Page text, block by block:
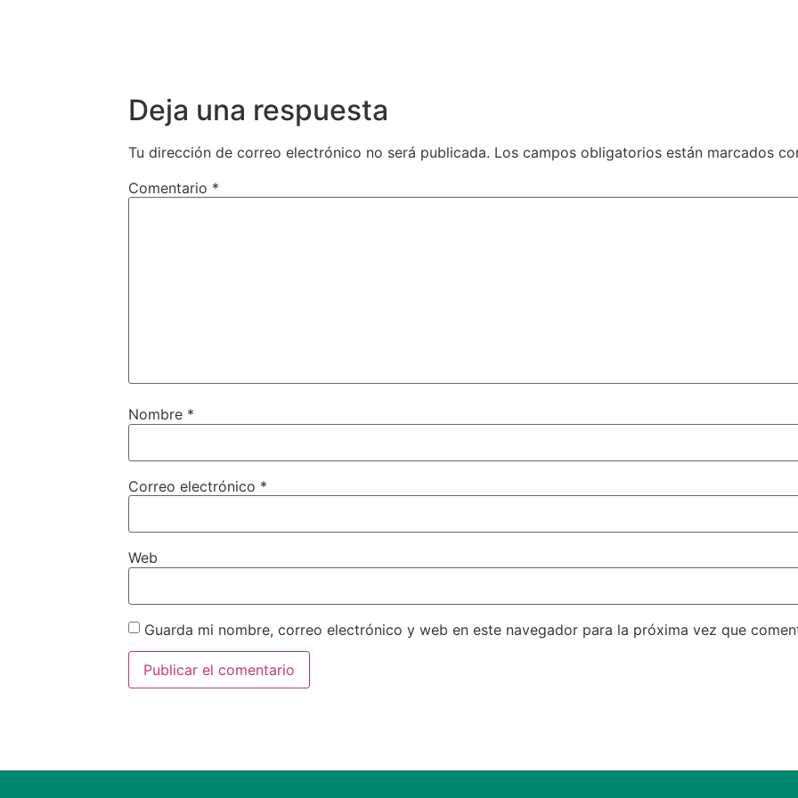
Deja una respuesta
Tu dirección de correo electrónico no será publicada. Los campos obligatorios están marcados
Comentario *
Nombre *
Correo electrónico *
Web
Guarda mi nombre, correo electrónico y web en este navegador para la próxima vez que